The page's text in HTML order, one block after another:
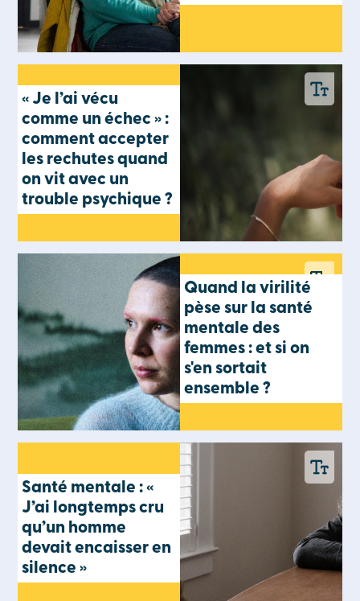
« Je l’ai vécu
comme un échec » :
comment accepter
les rechutes quand
on vit avec un
trouble psychique ?
Quand la virilité
pèse sur la santé
mentale des
femmes : et si on
s'en sortait
ensemble ?
Santé mentale : «
J’ai longtemps cru
qu’un homme
devait encaisser en
silence »